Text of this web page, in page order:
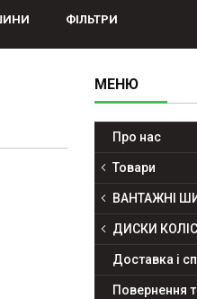
ФІЛЬТРИ
Про нас
Товари
ВАНТАЖНІ
ДИСКИ
Доставка і
Повернення